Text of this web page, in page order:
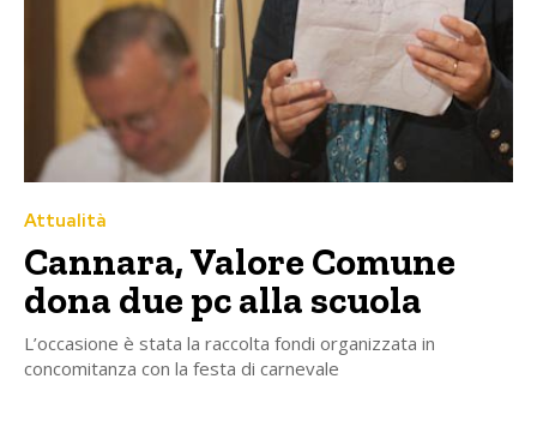
Attualità
Cannara, Valore Comune
dona due pc alla scuola
L’occasione è stata la raccolta fondi organizzata in
concomitanza con la festa di carnevale